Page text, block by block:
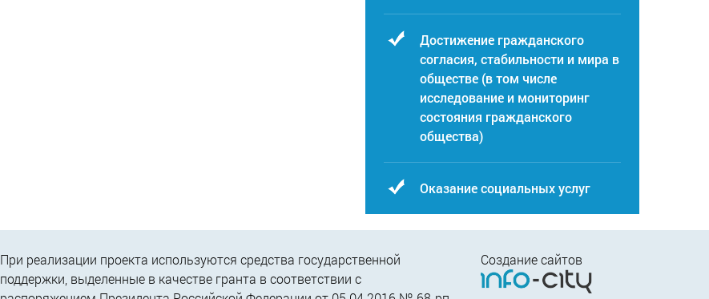
Достижение гражданского
согласия, стабильности и мира в
обществе (в том числе
исследование и мониторинг
состояния гражданского
общества)
Оказание социальных услуг
При реализации проекта используются средства государственной
поддержки, выделенные в качестве гранта в соответствии c
Создание сайтов